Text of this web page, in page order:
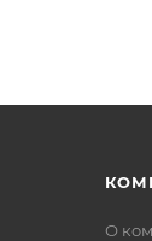
О